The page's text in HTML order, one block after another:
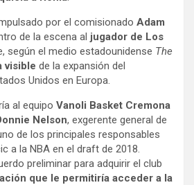
por el comisionado Adam
de la escena al jugador de Los
según el medio estadounidense The
visible de la expansión del
Unidos en Europa.
al equipo Vanoli Basket Cremona
Nelson, exgerente general de
de los principales responsables
a la NBA en el draft de 2018.
preliminar para adquirir el club
que le permitiría acceder a la